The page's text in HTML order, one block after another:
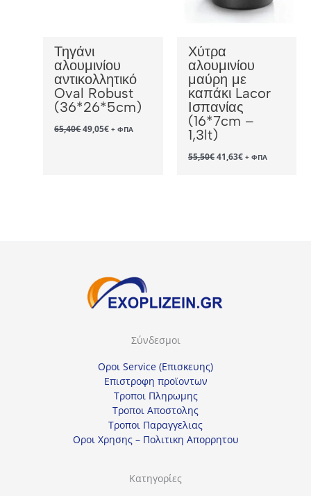
Τηγάνι
αλουμινίου
αντικολλητικό
Oval Robust
(36*26*5cm)
65,40€ Original
price
49,05€Η+ ΦΠΑ
Χύτρα
αλουμινίου
μαύρη με
καπάκι Lacor
Ισπανίας
(16*7cm –
1,3lt)
55,50€ Original
price
41,63€Η+ ΦΠΑ
Σύνδεσμοι
Οροι Service (Επισκευης)
Επιστροφη προϊοντων
Τροποι Πληρωμης
Τροποι Αποστολης
Τροποι Παραγγελιας
Οροι Χρησης – Πολιτικη Απορρητου
Κατηγορίες